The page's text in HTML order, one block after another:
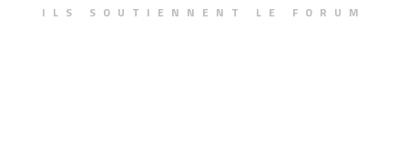
ILS SOUTIENNENT LE FORUM